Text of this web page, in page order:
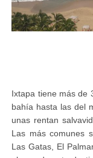
Ixtapa tiene más de
bahía hasta las del
unas rentan
Las más comunes
Las Gatas, El